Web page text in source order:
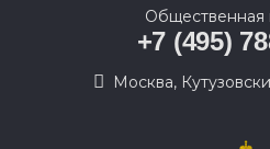
Общественная
+7 (495)
Москва,